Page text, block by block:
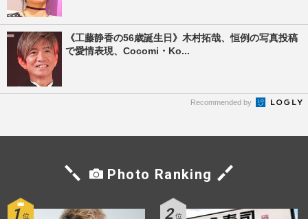
《工藤静香の56歳誕生日》木村拓哉、恒例の写真投稿
で愛情表現、Cocomi・Ko...
Recommended by
Photo Ranking